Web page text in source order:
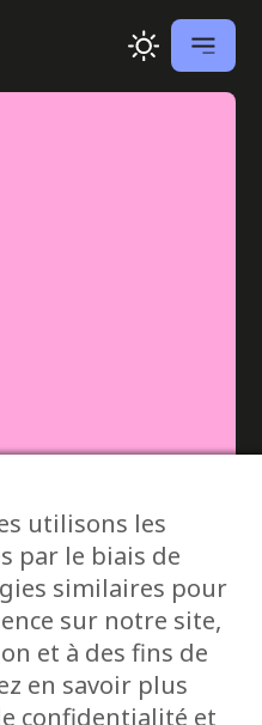
de confidentialité
utilisons les
par le biais de
similaires pour
sur notre site,
et à des fins de
en savoir plus
confidentialité et